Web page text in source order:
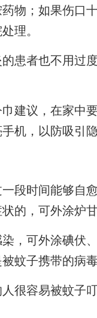
物；如果伤口
理。
者也不用过
议，在家中
机，以防吸引隐
时间能够自
的，可外涂炉
可外涂碘伏
蚊子携带的病
容易被蚊子